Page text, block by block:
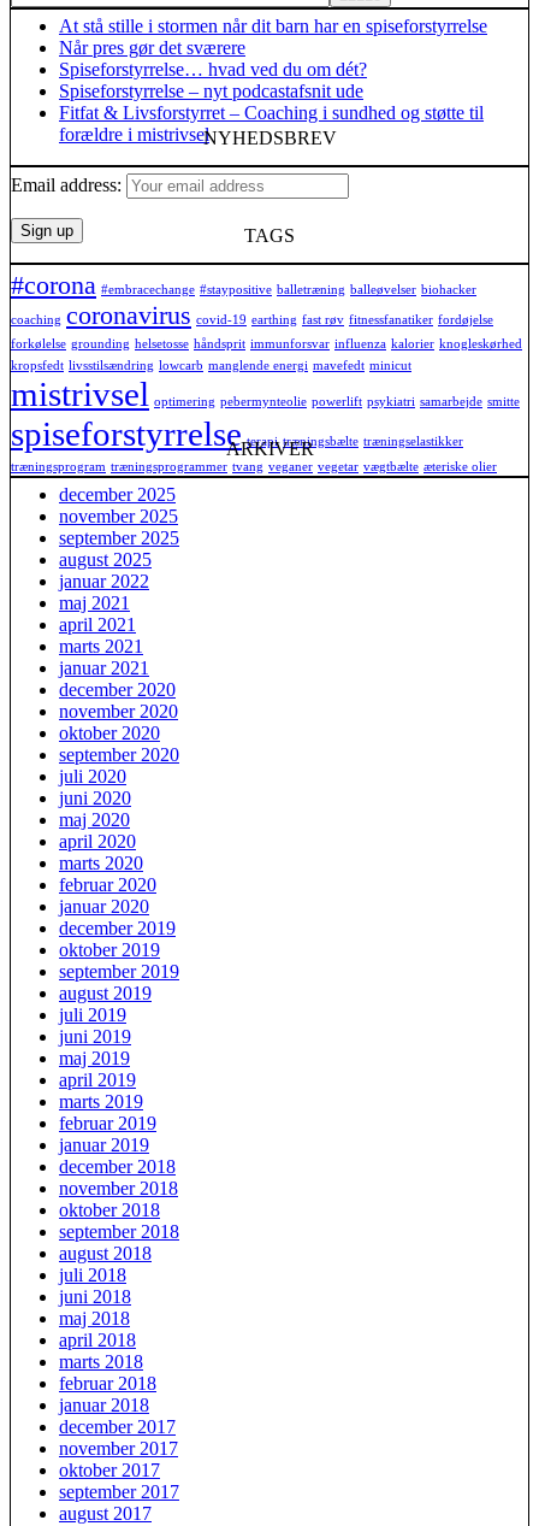
At stå stille i stormen når dit barn har en spiseforstyrrelse
Når pres gør det sværere
Spiseforstyrrelse… hvad ved du om dét?
Spiseforstyrrelse – nyt podcastafsnit ude
Fitfat & Livsforstyrret – Coaching i sundhed og støtte til
forældre i mistrivselNYHEDSBREV
Email address:
TAGS
#corona #embracechange #staypositive balletræning balleøvelser biohacker
coaching coronavirus covid-19 earthing fast røv fitnessfanatiker fordøjelse
forkølelse grounding helsetosse håndsprit immunforsvar influenza kalorier knogleskørhed
kropsfedt livsstilsændring lowcarb manglende energi mavefedt minicut
mistrivsel optimering pebermynteolie powerlift psykiatri samarbejde smitte
spiseforstyrrelse terapi træningsbælte træningselastikker
træningsprogram træningsprogrammer tvang veganer vegetar vægtbælte æteriske olier
ARKIVER
december 2025
november 2025
september 2025
august 2025
januar 2022
maj 2021
april 2021
marts 2021
januar 2021
december 2020
november 2020
oktober 2020
september 2020
juli 2020
juni 2020
maj 2020
april 2020
marts 2020
februar 2020
januar 2020
december 2019
oktober 2019
september 2019
august 2019
juli 2019
juni 2019
maj 2019
april 2019
marts 2019
februar 2019
januar 2019
december 2018
november 2018
oktober 2018
september 2018
august 2018
juli 2018
juni 2018
maj 2018
april 2018
marts 2018
februar 2018
januar 2018
december 2017
november 2017
oktober 2017
september 2017
august 2017